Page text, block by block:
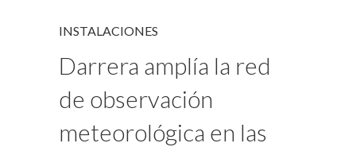
INSTALACIONES
Darrera amplía la red
de observación
meteorológica en las